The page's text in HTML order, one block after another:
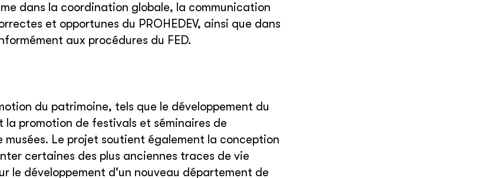
dans la coordination globale, la communication
et opportunes du PROHEDEV, ainsi que dans
aux procédures du FED.
du patrimoine, tels que le développement du
promotion de festivals et séminaires de
Le projet soutient également la conception
certaines des plus anciennes traces de vie
le développement d'un nouveau département de